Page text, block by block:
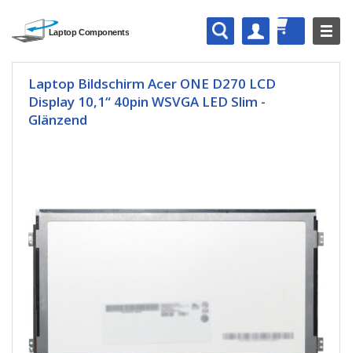
Laptop Bildschirm Acer ONE D270 LCD
Display 10,1“ 40pin WSVGA LED Slim -
Glänzend